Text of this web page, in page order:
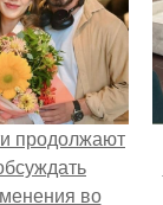
продолжают
во